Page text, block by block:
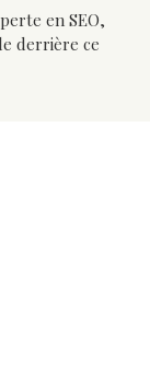
en SEO,
derrière ce